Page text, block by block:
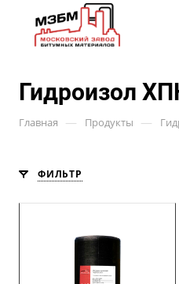
Гидроизол
Главная — Продукты —
ФИЛЬТР